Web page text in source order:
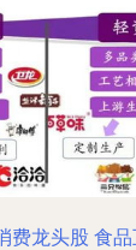
费龙头股 食